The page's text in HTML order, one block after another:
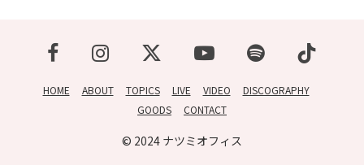
HOME ABOUT TOPICS LIVE VIDEO
DISCOGRAPHY
GOODS
CONTACT
© 2024 ナツミオフィス